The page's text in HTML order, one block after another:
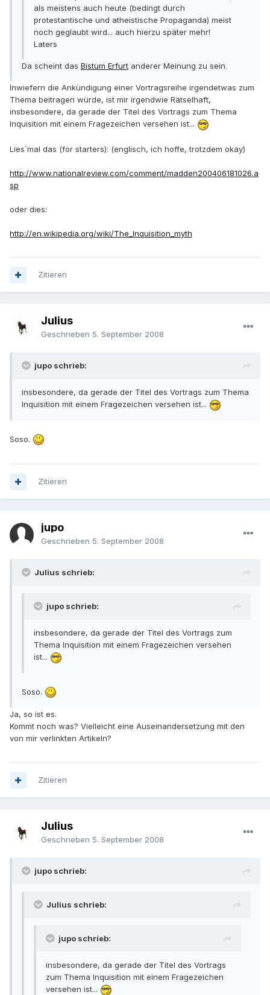
als meistens auch heute (bedingt durch
protestantische und atheistische Propaganda) meist
noch geglaubt wird... auch hierzu später mehr!
Laters
Da scheint das Bistum Erfurt anderer Meinung zu sein.
Inwiefern die Ankündigung einer Vortragsreihe irgendetwas zum
Thema beitragen würde, ist mir irgendwie Rätselhaft,
insbesondere, da gerade der Titel des Vortrags zum Thema
Inquisition mit einem Fragezeichen versehen ist...
Lies´mal das (for starters): (englisch, ich hoffe, trotzdem okay)
http://www.nationalreview.com/comment/madden200406181026.a
sp
oder dies:
http://en.wikipedia.org/wiki/The_Inquisition_myth
Zitieren
Julius
Geschrieben 5. September 2008
jupo schrieb:
insbesondere, da gerade der Titel des Vortrags zum Thema
Inquisition mit einem Fragezeichen versehen ist...
Soso.
Zitieren
jupo
Geschrieben 5. September 2008
Julius schrieb:
jupo schrieb:
insbesondere, da gerade der Titel des Vortrags zum
Thema Inquisition mit einem Fragezeichen versehen
ist...
Soso.
Ja, so ist es.
Kommt noch was? Vielleicht eine Auseinandersetzung mit den
von mir verlinkten Artikeln?
Zitieren
Julius
Geschrieben 5. September 2008
jupo schrieb:
Julius schrieb:
jupo schrieb:
insbesondere, da gerade der Titel des Vortrags
zum Thema Inquisition mit einem Fragezeichen
versehen ist...